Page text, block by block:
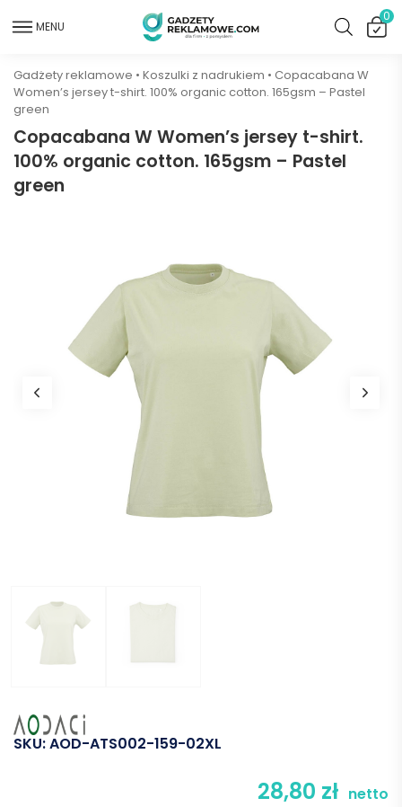
MENU
0
Gadżety reklamowe • Koszulki z nadrukiem • Copacabana W
Women’s jersey t-shirt. 100% organic cotton. 165gsm – Pastel
green
Copacabana W Women’s jersey t-shirt.
100% organic cotton. 165gsm – Pastel
green
SKU:AOD-ATS002-159-02XL
28,80 zł netto